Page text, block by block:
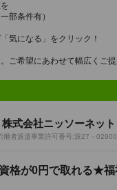
部条件有）
気になる」をクリック！
ご希望にあわせて幅広くご提
株式会社ニッソーネット
働者派遣事業許可番号:派27－
格が0円で取れる★福